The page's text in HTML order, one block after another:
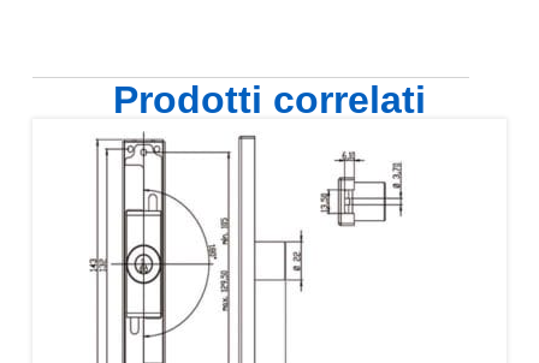
Prodotti correlati